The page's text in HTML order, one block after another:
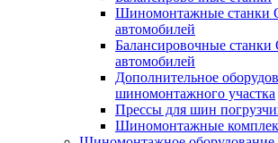
Шиномонтажные станки
автомобилей
Балансировочные
автомобилей
Дополнительное
шиномонтажного участка
Прессы для шин
Шиномонтажные